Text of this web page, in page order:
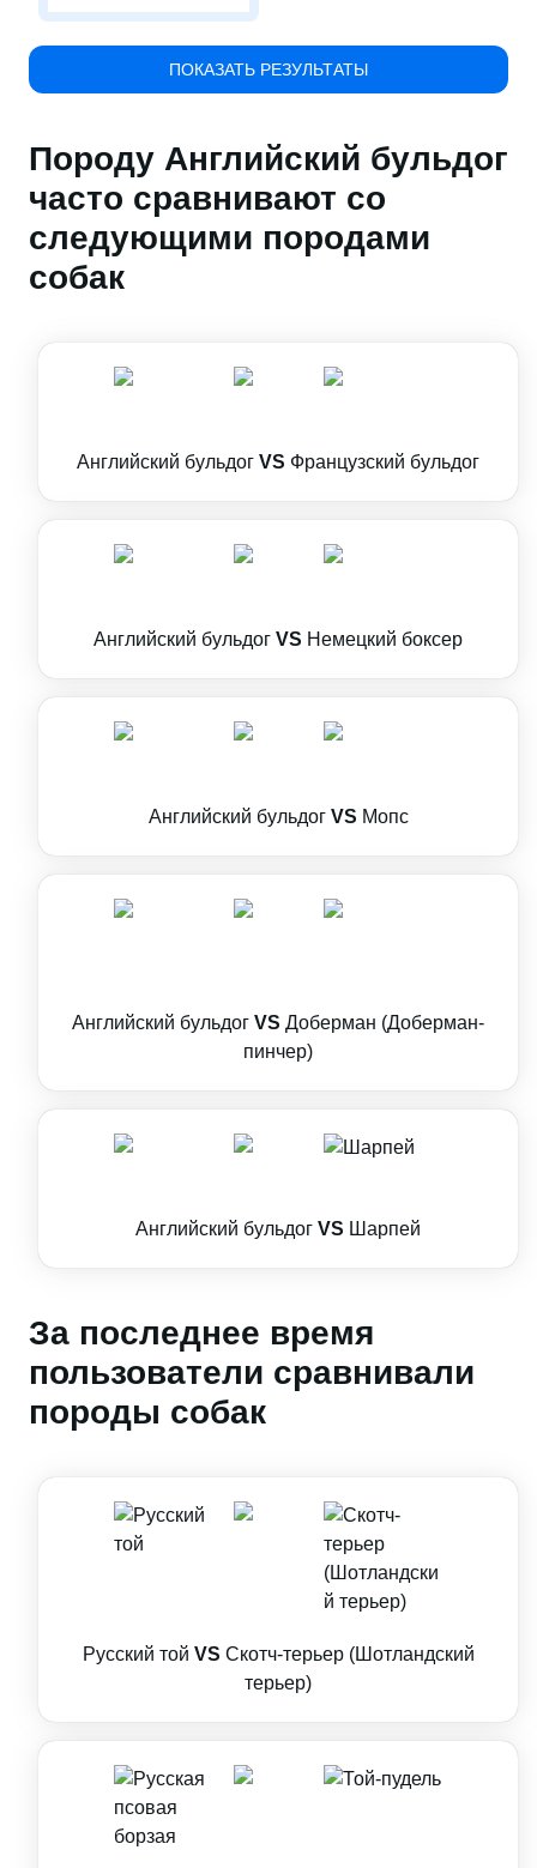
ПОКАЗАТЬ РЕЗУЛЬТАТЫ
Породу Английский бульдог
часто сравнивают со
следующими породами
собак
Английский бульдог VS Французский бульдог
Английский бульдог VS Немецкий боксер
Английский бульдог VS Мопс
Английский бульдог VS Доберман (Доберман-
пинчер)
Английский бульдог VS Шарпей
За последнее время
пользователи сравнивали
породы собак
Русский той VS Скотч-терьер (Шотландский
терьер)